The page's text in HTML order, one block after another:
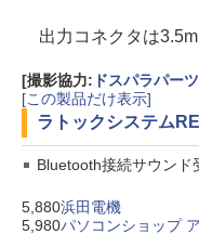
出力コネクタは
[撮影協力: ドスパラパー
[この製品だけ表示]
ラトックシステム
Bluetooth接続サウンド
5,880浜田電機
5,980パソコンショップ